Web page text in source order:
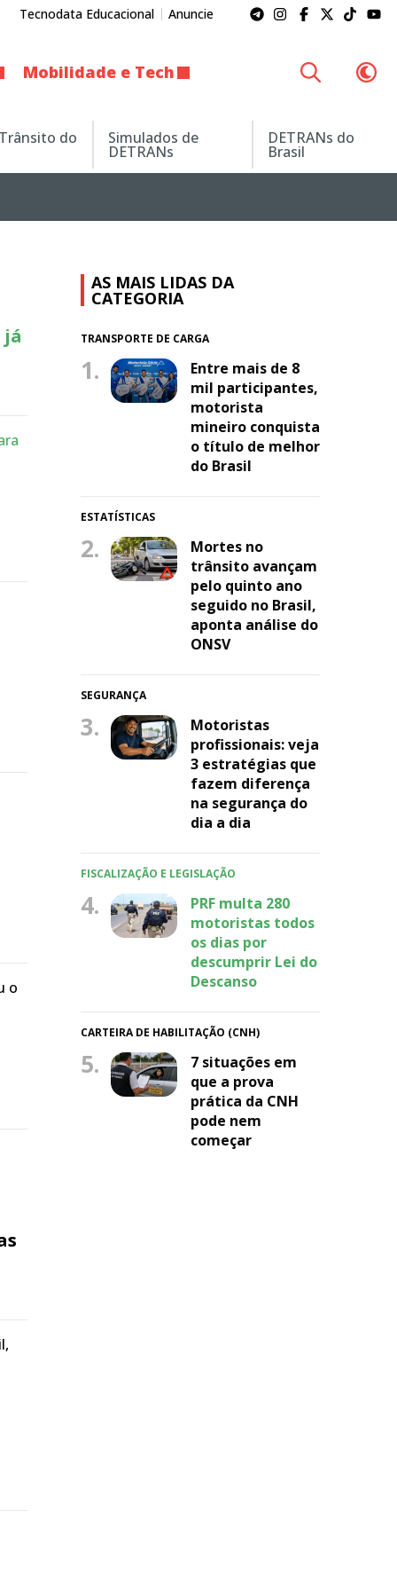
Tecnodata Educacional Anuncie
Mobilidade e Tech
do Simulados de
DETRANs
DETRANs do
Brasil
já
o
AS MAIS LIDAS DA
CATEGORIA
TRANSPORTE DE CARGA
1.
Entre mais de 8
mil participantes,
motorista
mineiro conquista
o título de melhor
do Brasil
ESTATÍSTICAS
2.
Mortes no
trânsito avançam
pelo quinto ano
seguido no Brasil,
aponta análise do
ONSV
SEGURANÇA
3.
Motoristas
profissionais: veja
3 estratégias que
fazem diferença
na segurança do
dia a dia
FISCALIZAÇÃO E LEGISLAÇÃO
4.
PRF multa 280
motoristas todos
os dias por
descumprir Lei do
Descanso
CARTEIRA DE HABILITAÇÃO (CNH)
5.
7 situações em
que a prova
prática da CNH
pode nem
começar